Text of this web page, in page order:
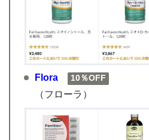
Flora 10％OFF
（フローラ）